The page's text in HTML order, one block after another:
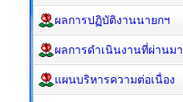
ผลการปฏิบัติงานนายกฯ
ผลการดำเนินงานที่ผ่านมา
แผนบริหารความต่อเนื่อง